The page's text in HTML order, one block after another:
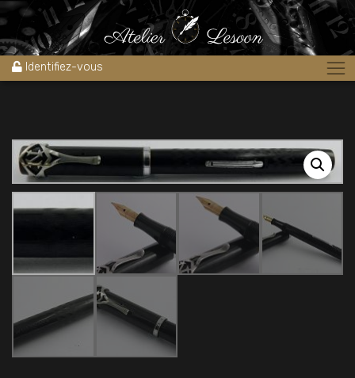
Identifiez-vous
Accueil » Boutique Stylos » Stylos plume
stylo plume WATERMAN
52 EBONITE CHASED 1920’s